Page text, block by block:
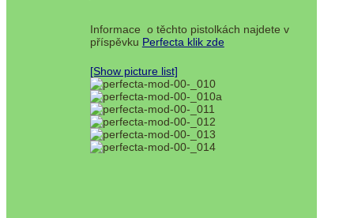
Informace o těchto pistolkách najdete v
příspěvku Perfecta klik zde
[Show picture list]